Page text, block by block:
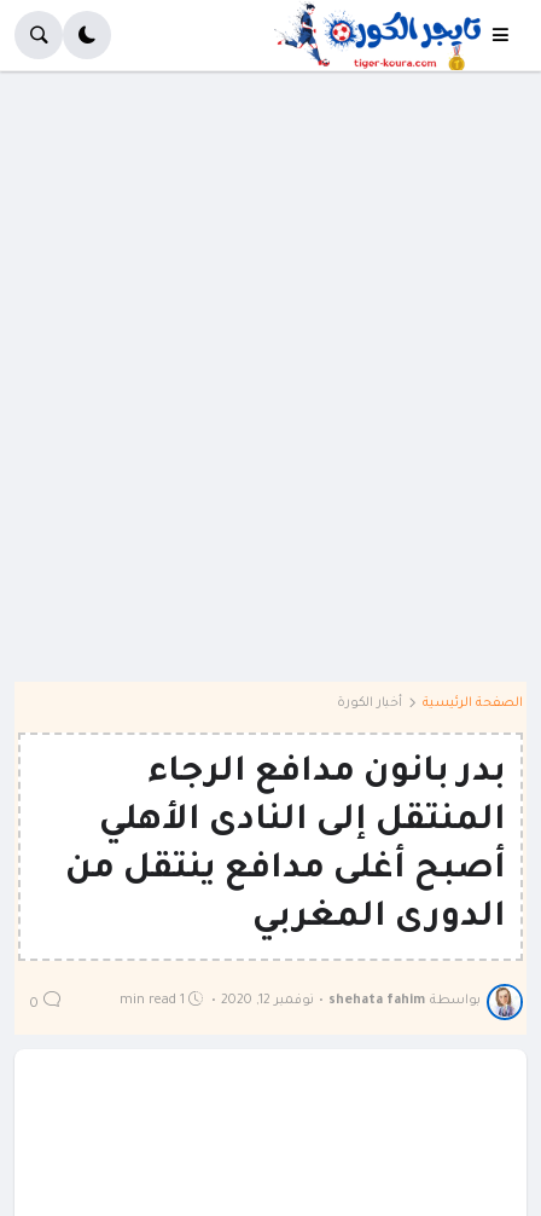
الصفحة الرئيسية أخبار الكورة
بدر بانون مدافع الرجاء
المنتقل إلى النادى الأهلي
أصبح أغلى مدافع ينتقل من
الدورى المغربي
بواسطة shehata fahim
• نوفمبر 12, 2020 •
1 min read
0